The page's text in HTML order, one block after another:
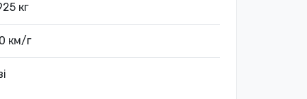
кг
км/г